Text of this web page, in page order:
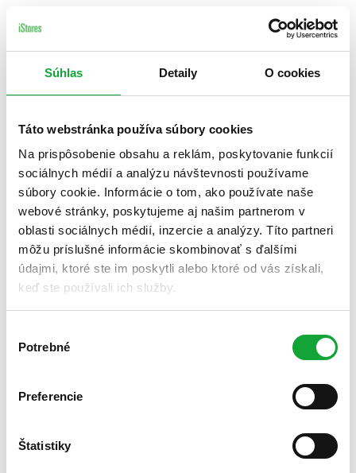
Súhlas Detaily O cookies
Táto webstránka používa súbory cookies
Na prispôsobenie obsahu a reklám, poskytovanie funkcií
sociálnych médií a analýzu návštevnosti používame
súbory cookie. Informácie o tom, ako používate naše
webové stránky, poskytujeme aj našim partnerom v
oblasti sociálnych médií, inzercie a analýzy. Títo partneri
môžu príslušné informácie skombinovať s ďalšími
údajmi, ktoré ste im poskytli alebo ktoré od vás získali,
keď ste používali ich služby.
súhlasu
Potrebné
Preferencie
Štatistiky